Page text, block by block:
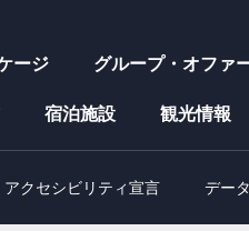
ージ グループ・オファ
宿泊施設 観光情報
アクセシビリティ宣言 デー